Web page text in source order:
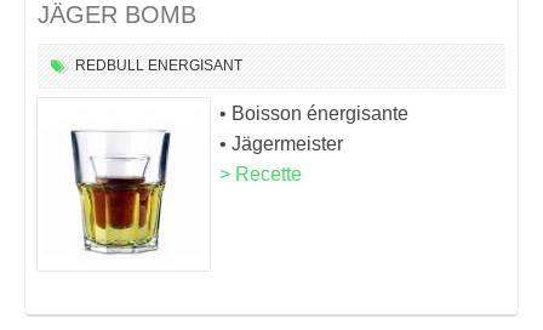
JÄGER BOMB
REDBULL ENERGISANT
• Boisson énergisante
• Jägermeister
> Recette